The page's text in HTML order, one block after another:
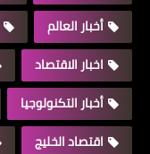
أخبار العالم
اخبار الاقتصاد
أخبار التكنولوجيا
اقتصاد الخليج